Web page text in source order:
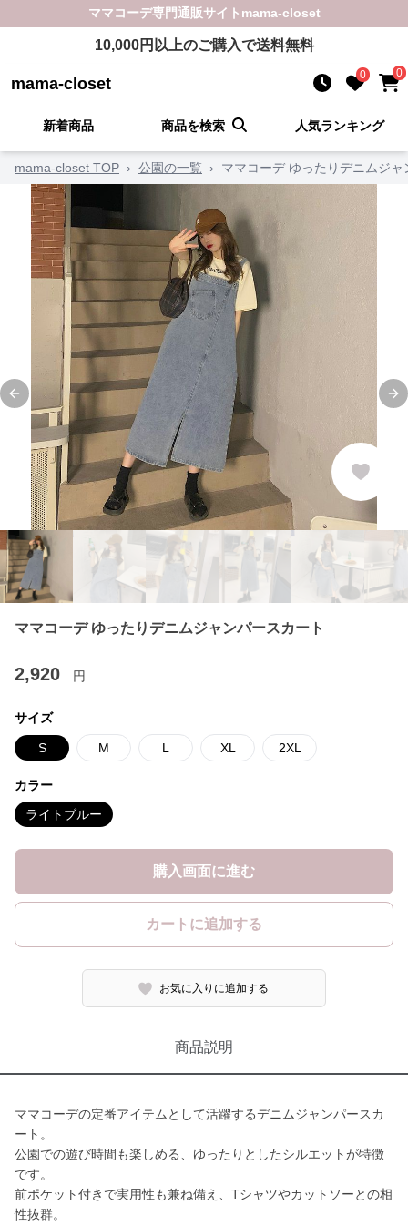
ママコーデ専門通販サイト mama-closet
10,000円以上のご購入で送料無料
mama-closet 0 0
新着商品 商品を検索 人気ランキング
mama-closet TOP › 公園の一覧 › ママコーデ ゆったりデニムジャ
Previous slide
ママコーデ ゆったりデニムジャンパースカート
2,920 円
サイズ
S M L XL 2XL
カラー
ライトブルー
購入画面に進む
カートに追加する
お気に入りに追加する
商品説明
ママコーデの定番アイテムとして活躍するデニムジャンパースカ
ート。
公園での遊び時間も楽しめる、ゆったりとしたシルエットが特徴
です。
前ポケット付きで実用性も兼ね備え、Tシャツやカットソーとの相
性抜群。